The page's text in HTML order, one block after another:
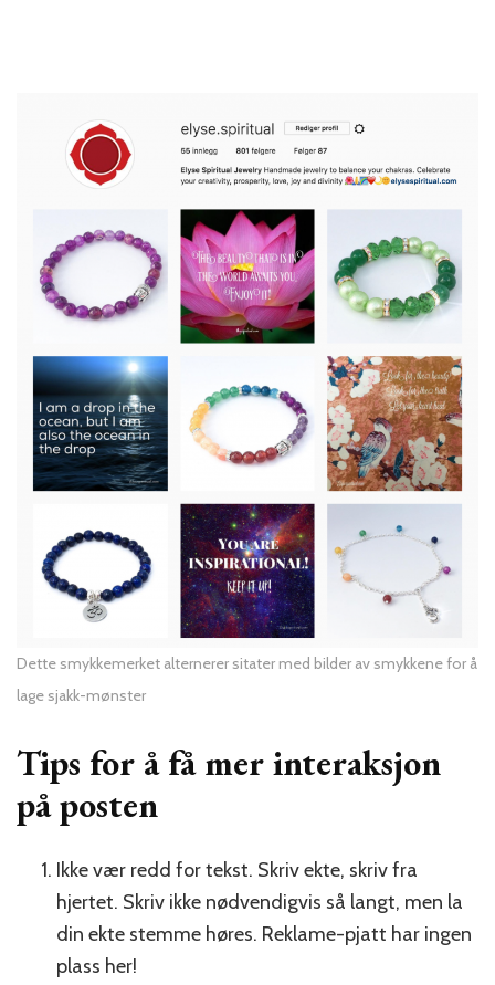
Dette smykkemerket alternerer sitater med bilder av smykkene for å
lage sjakk-mønster
Tips for å få mer interaksjon
på posten
Ikke vær redd for tekst. Skriv ekte, skriv fra
hjertet. Skriv ikke nødvendigvis så langt, men la
din ekte stemme høres. Reklame-pjatt har ingen
plass her!